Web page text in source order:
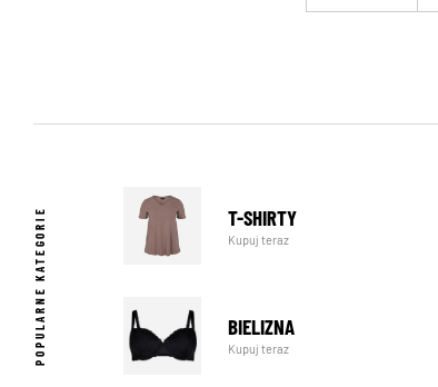
POPULARNE KATEGORIE T-SHIRTY
Kupuj teraz
BIELIZNA
Kupuj teraz